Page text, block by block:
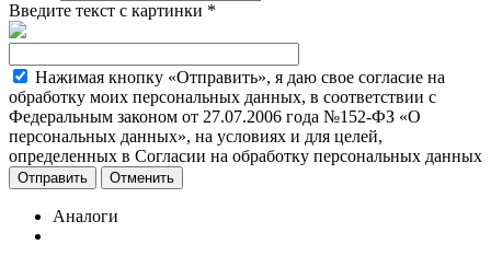
Введите текст с картинки *
Нажимая кнопку «Отправить», я даю свое согласие на
обработку моих персональных данных, в соответствии с
Федеральным законом от 27.07.2006 года №152-ФЗ «О
персональных данных», на условиях и для целей,
определенных в Согласии на обработку персональных данных
Отменить
Аналоги